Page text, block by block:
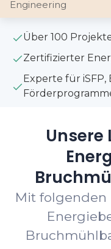
Engineering
Über 100
Zertifizierter
Experte für iSFP,
Unsere
Mit folgenden